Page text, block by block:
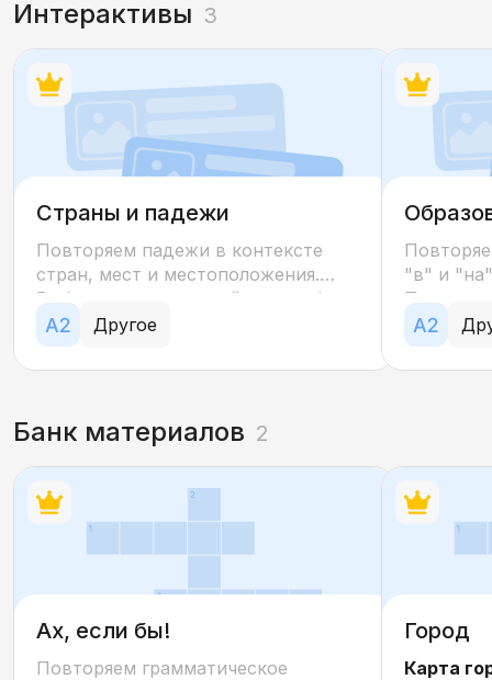
предлоги). Также включает задания
(знакомства с картиной В.
Васнецова).
Тест
круг
теста —
Интерактивы 3
Страны и падежи
Повторяем падежи в контексте
стран, мест и местоположения.
Выбираем правильный падеж, форму
слова или предлог.
Другое
НА
"в" и
"Учёба".
Банк материалов 2
Ах, если бы!
Повторяем грамматическое
Город
Карта